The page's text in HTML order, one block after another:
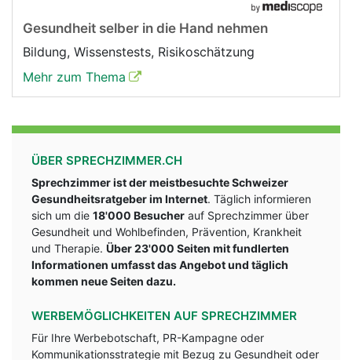
Gesundheit selber in die Hand nehmen
Bildung, Wissenstests, Risikoschätzung
Mehr zum Thema
ÜBER SPRECHZIMMER.CH
Sprechzimmer ist der meistbesuchte Schweizer
Gesundheitsratgeber im Internet. Täglich informieren
sich um die 18'000 Besucher auf Sprechzimmer über
Gesundheit und Wohlbefinden, Prävention, Krankheit
und Therapie. Über 23'000 Seiten mit fundlerten
Informationen umfasst das Angebot und täglich
kommen neue Seiten dazu.
WERBEMÖGLICHKEITEN AUF SPRECHZIMMER
Für Ihre Werbebotschaft, PR-Kampagne oder
Kommunikationsstrategie mit Bezug zu Gesundheit oder